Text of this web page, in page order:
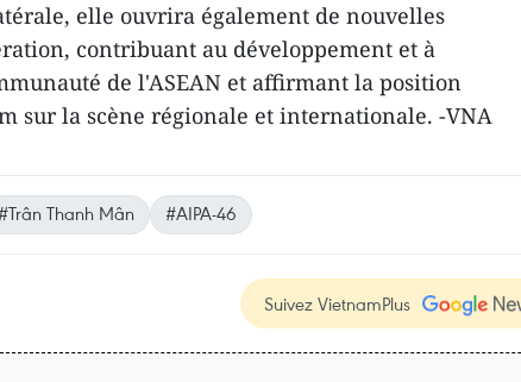
elle ouvrira également de nouvelles
contribuant au développement et à
de l'ASEAN et affirmant la position
sur la scène régionale et internationale. -VNA
#Trân Thanh Mân #AIPA-46
Suivez VietnamPlus